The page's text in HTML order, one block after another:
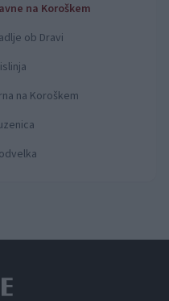
na Koroškem
ob Dravi
na Koroškem